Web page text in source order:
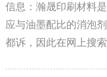
信息：瀚晟印刷材料
应与油墨配比的消泡
都诉，因此在网上搜